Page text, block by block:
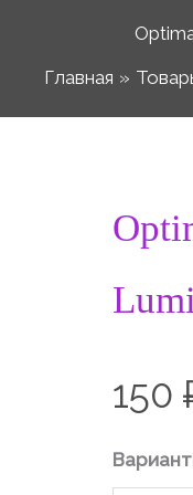
Главная
150
товара
LooXo